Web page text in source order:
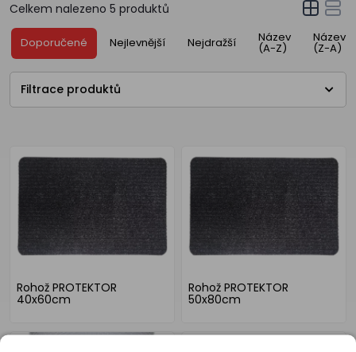
Celkem nalezeno 5 produktů
Doporučené Nejlevnější Nejdražší Název
(A-Z)
Název
(Z-A)
Filtrace produktů
Rohož PROTEKTOR
40x60cm
Rohož PROTEKTOR
50x80cm